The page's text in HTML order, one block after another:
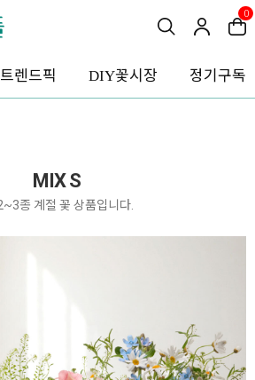
0
트렌드픽 DIY꽃시장 정기구독
MIX S
종 계절 꽃 상품입니다.